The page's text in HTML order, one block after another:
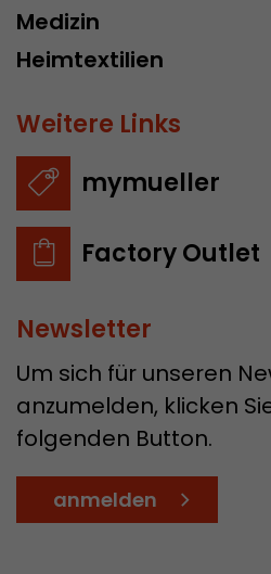
Medizin
Heimtextilien
Weitere Links
mymueller
Factory Outlet
Newsletter
Um sich für unseren
anzumelden, klicken
folgenden Button.
anmelden